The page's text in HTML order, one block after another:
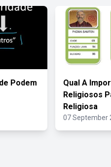
Podem
Qual A
Religiosos
Religiosa
07 September